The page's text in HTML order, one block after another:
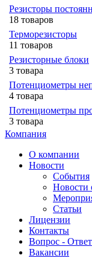
Резисторы
18 товаров
Терморезисторы
11 товаров
Резисторные блоки
3 товара
Потенциометры
4 товара
Потенциометры
3 товара
Компания
О компании
Новости
События
Новости
Статьи
Лицензии
Контакты
Вопрос - Ответ
Вакансии